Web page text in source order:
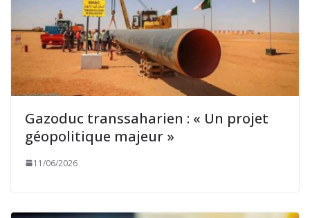
Gazoduc transsaharien : « Un projet
géopolitique majeur »
11/06/2026